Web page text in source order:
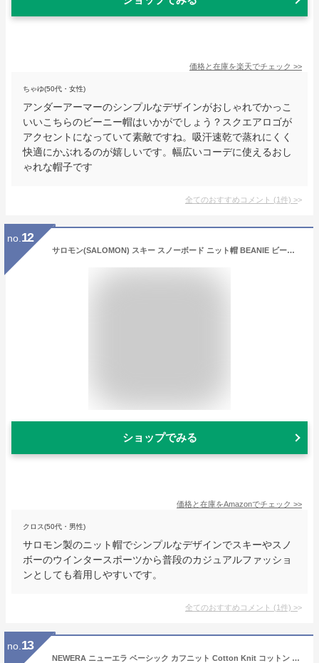
価格と在庫を楽天でチェック >>
ちゃゆ(50代・女性)
アンダーアーマーのシンプルなデザインがおしゃれでかっこ
いいこちらのビーニー帽はいかがでしょう？スクエアロゴが
アクセントになっていて素敵ですね。吸汗速乾で蒸れにくく
快適にかぶれるのが嬉しいです。幅広いコーデに使えるおし
ゃれな帽子です
全てのおすすめコメント (1件) >
no. 12
サロモン(SALOMON) スキー スノーボード ニット帽 BEANIE ビーニー DEEP BLACK
ショップでみる
価格と在庫をAmazonでチェック >>
クロス(50代・男性)
サロモン製のニット帽でシンプルなデザインでスキーやスノ
ボーのウインタースポーツから普段のカジュアルファッショ
ンとしても着用しやすいです。
全てのおすすめコメント (1件) >
no. 13
NEWERA ニューエラ ベーシック カフニット Cotton Knit コットン ニューヨーク・メッツ ベージュ キャップ 折り返し ニット帽 ダブル ビーニー帽 メンズ 男性 女性 レディース NEW ERA